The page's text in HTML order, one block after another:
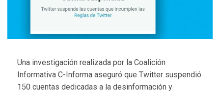
Una investigación realizada por la Coalición
Informativa C-Informa aseguró que Twitter suspendió
150 cuentas dedicadas a la desinformación y